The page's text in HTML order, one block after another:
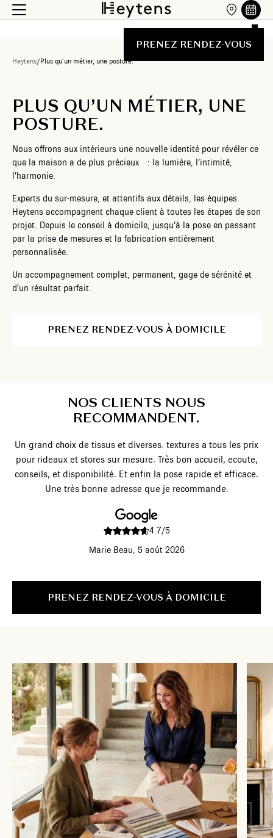
PRENEZ RENDEZ-VOUS
Heytens/Plus qu’un métier, une posture.
PLUS QU’UN MÉTIER, UNE
POSTURE.
Nous offrons aux intérieurs une nouvelle identité pour révéler ce
que la maison a de plus précieux : la lumière, l’intimité,
l’harmonie.
Experts du sur-mesure, et attentifs aux détails, les équipes
Heytens accompagnent chaque client à toutes les étapes de son
projet. Depuis le conseil à domicile, jusqu’à la pose en passant
par la prise de mesures et la fabrication entièrement
personnalisée.
Un accompagnement complet, permanent, gage de sérénité et
d’un résultat parfait.
PRENEZ RENDEZ-VOUS À DOMICILE
NOS CLIENTS NOUS
RECOMMANDENT.
Un grand choix de tissus et diverses. textures a tous les prix
pour rideaux et stores sur mesure. Très bon accueil, ecoute,
conseils, et disponibilité. Et enfin la pose rapide et efficace.
Une très bonne adresse que je recommande.
4.7/5
Marie Beau, 5 août 2026
PRENEZ RENDEZ-VOUS À DOMICILE